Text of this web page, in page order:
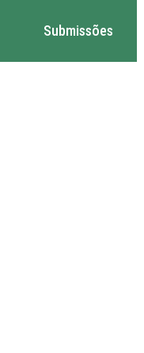
Submissões